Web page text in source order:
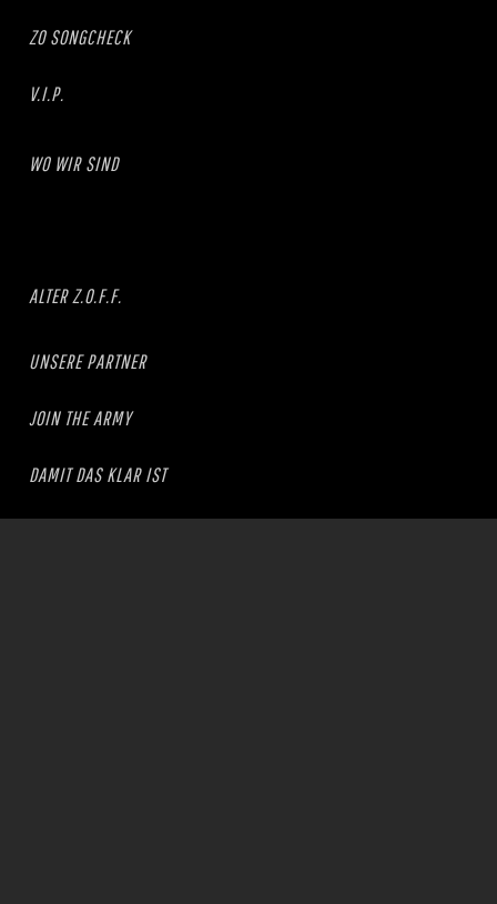
ZO SONGCHECK
V.I.P.
WO WIR SIND
ALTER Z.O.F.F.
UNSERE PARTNER
JOIN THE ARMY
DAMIT DAS KLAR IST